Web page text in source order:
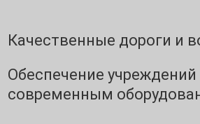
Качественные дороги и
Обеспечение
современным